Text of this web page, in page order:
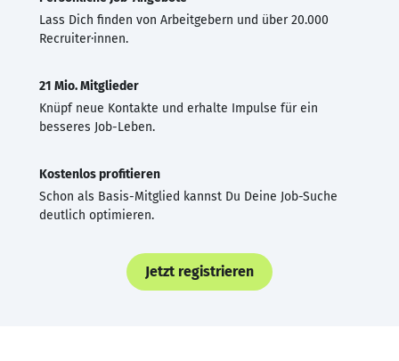
Lass Dich finden von Arbeitgebern und über 20.000
Recruiter·innen.
21 Mio. Mitglieder
Knüpf neue Kontakte und erhalte Impulse für ein
besseres Job-Leben.
Kostenlos profitieren
Schon als Basis-Mitglied kannst Du Deine Job-Suche
deutlich optimieren.
Jetzt registrieren